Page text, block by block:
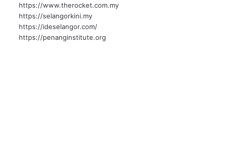
https://www.therocket.com.my
https://selangorkini.my
https://ideselangor.com/
https://penanginstitute.org